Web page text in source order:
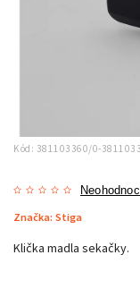
Kód: 381103360/0-
Značka: Stiga
Klička madla sekačky.